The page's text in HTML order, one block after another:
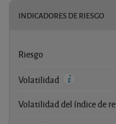
INDICADORES DE RIESGO
Riesgo
Volatilidad
Volatilidad del índice de